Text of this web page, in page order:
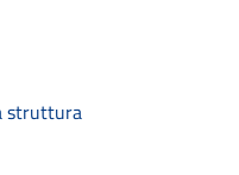
struttura